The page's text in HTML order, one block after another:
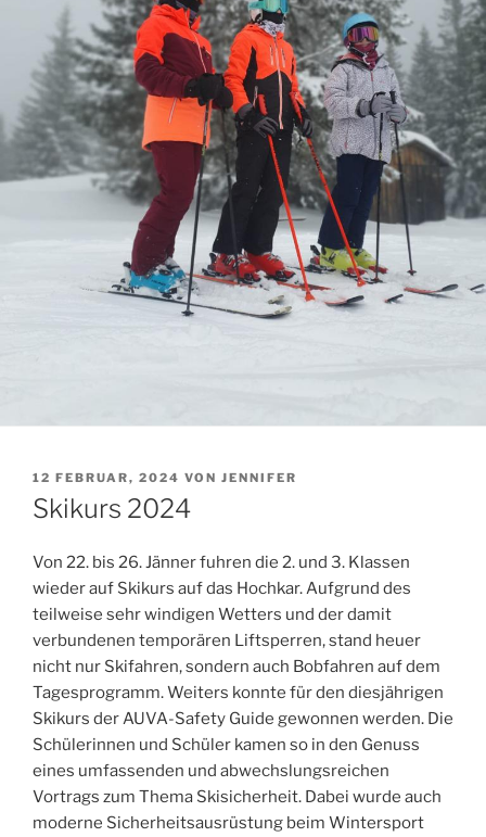
VERÖFFENTLICHT
AM
12 FEBRUAR, 2024 VON JENNIFER
Skikurs 2024
Von 22. bis 26. Jänner fuhren die 2. und 3. Klassen
wieder auf Skikurs auf das Hochkar. Aufgrund des
teilweise sehr windigen Wetters und der damit
verbundenen temporären Liftsperren, stand heuer
nicht nur Skifahren, sondern auch Bobfahren auf dem
Tagesprogramm. Weiters konnte für den diesjährigen
Skikurs der AUVA-Safety Guide gewonnen werden. Die
Schülerinnen und Schüler kamen so in den Genuss
eines umfassenden und abwechslungsreichen
Vortrags zum Thema Skisicherheit. Dabei wurde auch
moderne Sicherheitsausrüstung beim Wintersport